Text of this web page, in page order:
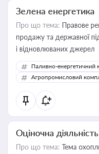
Зелена енергетика
Про що тема: Правове
продажу та державної
і відновлюваних джерел
Паливно-енергетичний
Агропромисловий
Оціночна діяльність
Про що тема: Тема